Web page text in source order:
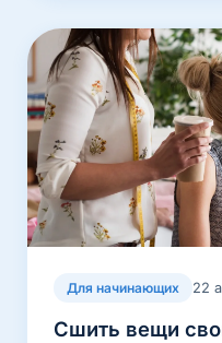
Для начинающих 22
Сшить вещи